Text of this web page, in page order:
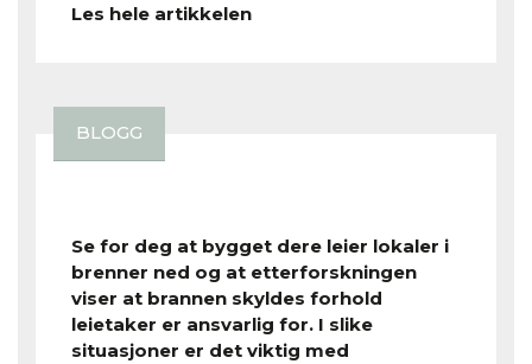
Les hele artikkelen
BLOGG
Se for deg at bygget dere leier lokaler i
brenner ned og at etterforskningen
viser at brannen skyldes forhold
leietaker er ansvarlig for. I slike
situasjoner er det viktig med